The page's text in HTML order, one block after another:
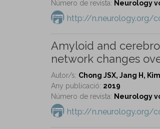
Número de revista: Neurology
http://n.neurology.org/
Amyloid and
network changes
Autor/s: Chong JSX, Jang H,
Any publicació: 2019
Número de revista: Neurology
http://n.neurology.org/